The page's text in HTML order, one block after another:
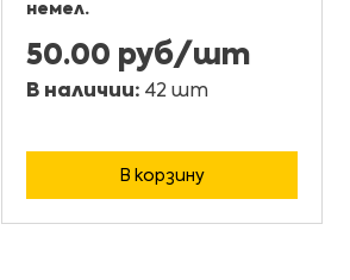
немел.
50.00 руб/шт
В наличии: 42 шт
В корзину